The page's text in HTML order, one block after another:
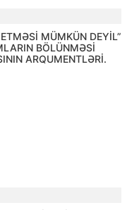
MÜMKÜN DEYİL”
BÖLÜNMƏSİ
ARQUMENTLƏRİ.